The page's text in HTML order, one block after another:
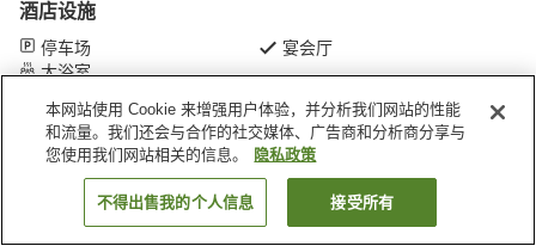
酒店设施
停车场
宴会厅
大浴室
首页 日本 岛根县 奥出云町 浪花旅馆
搜索客房
本网站使用 Cookie 来增强用户体验，并分析我们网站的性能
和流量。我们还会与合作的社交媒体、广告商和分析商分享与
您使用我们网站相关的信息。
隐私政策
不得出售我的个人信息 接受所有